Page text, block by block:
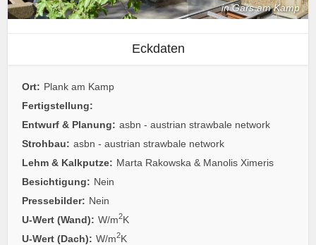
in Gars am Kamp
Eckdaten
Ort: Plank am Kamp
Fertigstellung:
Entwurf & Planung: asbn - austrian strawbale network
Strohbau: asbn - austrian strawbale network
Lehm & Kalkputze: Marta Rakowska & Manolis Ximeris
Besichtigung: Nein
Pressebilder: Nein
U-Wert (Wand): W/m2K
U-Wert (Dach): W/m2K